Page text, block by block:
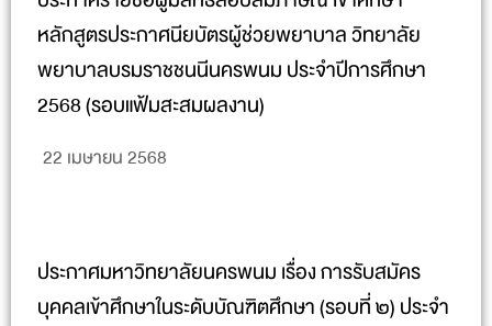
หลักสูตรประกาศนียบัตรผู้ช่วยพยาบาล วิทยาลัย
พยาบาลบรมราชชนนีนครพนม ประจำปีการศึกษา
2568 (รอบแฟ้มสะสมผลงาน)
22 เมษายน 2568
ประกาศมหาวิทยาลัยนครพนม เรื่อง การรับสมัคร
บุคคลเข้าศึกษาในระดับบัณฑิตศึกษา (รอบที่ ๒) ประจำ